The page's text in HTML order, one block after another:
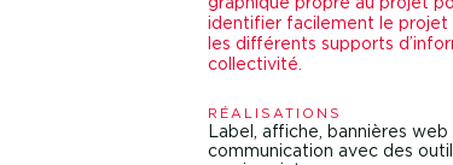
identifier facilement le projet
les différents supports
collectivité.
RÉALISATIONS
Label, affiche, bannières
communication avec des